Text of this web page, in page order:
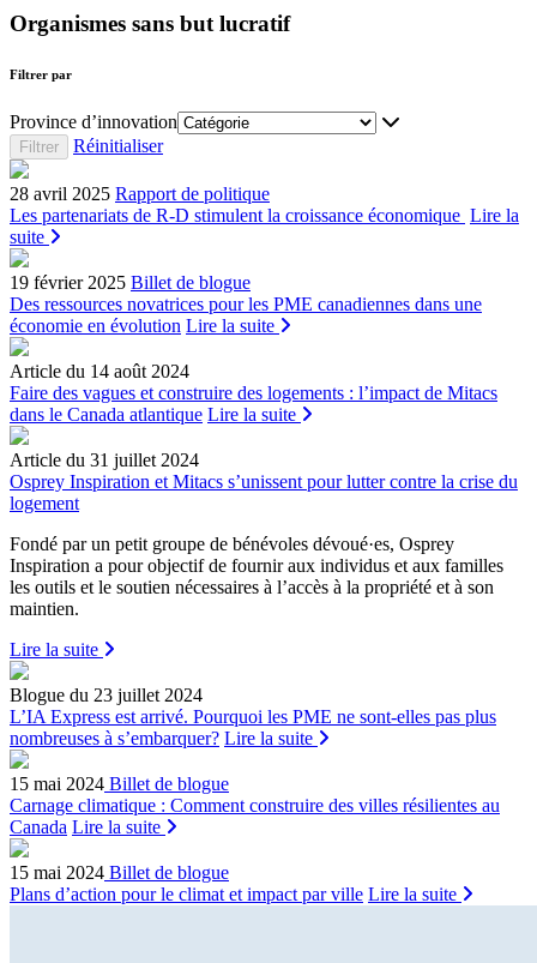
Organismes sans but lucratif
Filtrer par
Province d’innovation
Réinitialiser
28 avril 2025 Rapport de politique
Les partenariats de R-D stimulent la croissance économique Lire la
suite
19 février 2025 Billet de blogue
Des ressources novatrices pour les PME canadiennes dans une
économie en évolution Lire la suite
Article du 14 août 2024
Faire des vagues et construire des logements : l’impact de Mitacs
dans le Canada atlantique Lire la suite
Article du 31 juillet 2024
Osprey Inspiration et Mitacs s’unissent pour lutter contre la crise du
logement
Fondé par un petit groupe de bénévoles dévoué·es, Osprey
Inspiration a pour objectif de fournir aux individus et aux familles
les outils et le soutien nécessaires à l’accès à la propriété et à son
maintien.
Lire la suite
Blogue du 23 juillet 2024
L’IA Express est arrivé. Pourquoi les PME ne sont-elles pas plus
nombreuses à s’embarquer? Lire la suite
15 mai 2024 Billet de blogue
Carnage climatique : Comment construire des villes résilientes au
Canada Lire la suite
15 mai 2024 Billet de blogue
Plans d’action pour le climat et impact par ville Lire la suite